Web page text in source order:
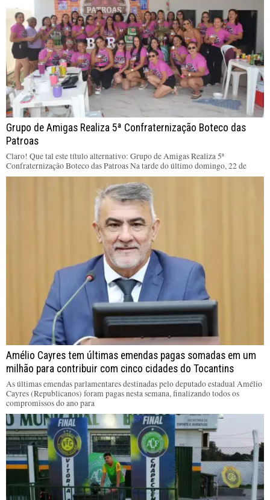
Grupo de Amigas Realiza 5ª Confraternização Boteco das
Patroas
Claro! Que tal este título alternativo: Grupo de Amigas Realiza 5ª
Confraternização Boteco das Patroas Na tarde do último domingo, 22 de
Amélio Cayres tem últimas emendas pagas somadas em um
milhão para contribuir com cinco cidades do Tocantins
As últimas emendas parlamentares destinadas pelo deputado estadual Amélio
Cayres (Republicanos) foram pagas nesta semana, finalizando todos os
compromissos do ano para